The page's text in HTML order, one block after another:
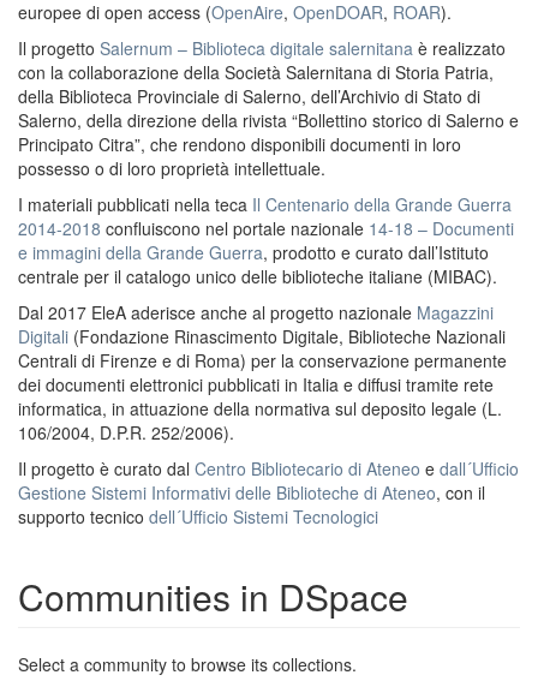
europee di open access (OpenAire, OpenDOAR, ROAR).
Il progetto Salernum – Biblioteca digitale salernitana è realizzato
con la collaborazione della Società Salernitana di Storia Patria,
della Biblioteca Provinciale di Salerno, dell’Archivio di Stato di
Salerno, della direzione della rivista “Bollettino storico di Salerno e
Principato Citra”, che rendono disponibili documenti in loro
possesso o di loro proprietà intellettuale.
I materiali pubblicati nella teca Il Centenario della Grande Guerra
2014-2018 confluiscono nel portale nazionale 14-18 – Documenti
e immagini della Grande Guerra, prodotto e curato dall’Istituto
centrale per il catalogo unico delle biblioteche italiane (MIBAC).
Dal 2017 EleA aderisce anche al progetto nazionale Magazzini
Digitali (Fondazione Rinascimento Digitale, Biblioteche Nazionali
Centrali di Firenze e di Roma) per la conservazione permanente
dei documenti elettronici pubblicati in Italia e diffusi tramite rete
informatica, in attuazione della normativa sul deposito legale (L.
106/2004, D.P.R. 252/2006).
Il progetto è curato dal Centro Bibliotecario di Ateneo e dall´Ufficio
Gestione Sistemi Informativi delle Biblioteche di Ateneo, con il
supporto tecnico dell´Ufficio Sistemi Tecnologici
Communities in DSpace
Select a community to browse its collections.